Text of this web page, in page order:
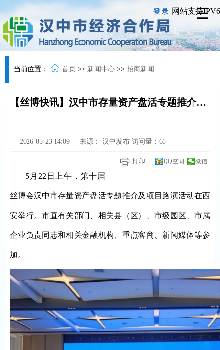
登录 网站支持IPV6
当前位置： 首页 >> 新闻中心 >> 招商新闻
【丝博快讯】汉中市存量资产盘活专题推介及项目路演活动在西安举行
2026-05-23 14:09 来源： 汉中发布 访问量： 63
打印 QQ空间 微信
5月22日上午，第十届
丝博会汉中市存量资产盘活专题推介及项目路演活动在西
安举行。市直有关部门、相关县（区）、市级园区、市属
企业负责同志和相关金融机构、重点客商、新闻媒体等参
加。